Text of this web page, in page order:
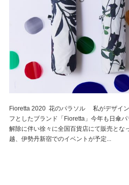
ONLINE STORE
FLOWER ART PANEL
ENGLISH
FRENCH
JAPANESE
KOREAN
Fioretta 2020 花のパラソル 私がデザイ
フとしたブランド「Fioretta」今年も日傘
解除に伴い徐々に全国百貨店にて販売とな
越、伊勢丹新宿でのイベントが予定...